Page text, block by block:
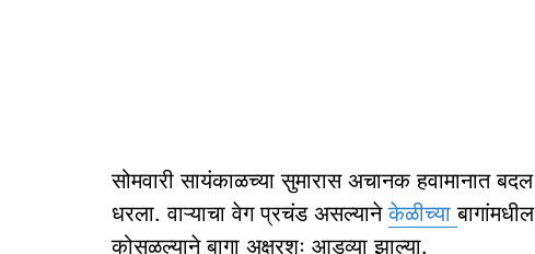
सोमवारी सायंकाळच्या सुमारास अचानक हवामानात
धरला. वाऱ्याचा वेग प्रचंड असल्यानेकेळीच्या
कोसळल्याने बागा अक्षरशः आडव्या झाल्या.